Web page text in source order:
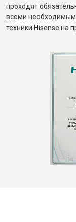
проходят
всеми
техники Hisense на